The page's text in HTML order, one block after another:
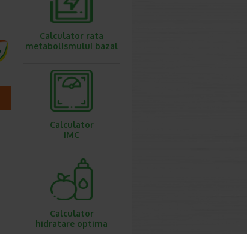
Calculator rata
metabolismului bazal
Calculator
IMC
Calculator
hidratare optima